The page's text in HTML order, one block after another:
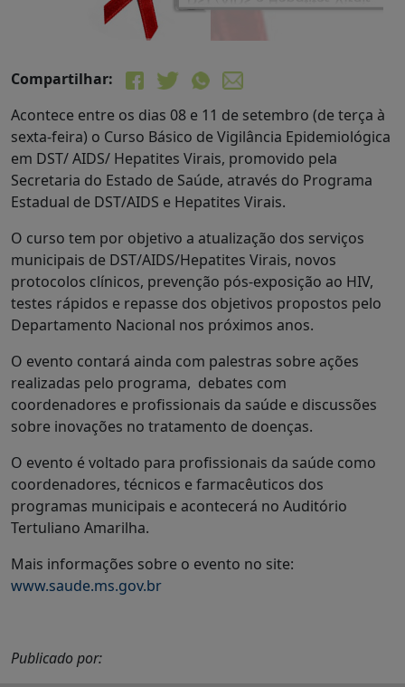
Compartilhar:
Acontece entre os dias 08 e 11 de setembro (de terça à
sexta-feira) o Curso Básico de Vigilância Epidemiológica
em DST/ AIDS/ Hepatites Virais, promovido pela
Secretaria do Estado de Saúde, através do Programa
Estadual de DST/AIDS e Hepatites Virais.
O curso tem por objetivo a atualização dos serviços
municipais de DST/AIDS/Hepatites Virais, novos
protocolos clínicos, prevenção pós-exposição ao HIV,
testes rápidos e repasse dos objetivos propostos pelo
Departamento Nacional nos próximos anos.
O evento contará ainda com palestras sobre ações
realizadas pelo programa, debates com
coordenadores e profissionais da saúde e discussões
sobre inovações no tratamento de doenças.
O evento é voltado para profissionais da saúde como
coordenadores, técnicos e farmacêuticos dos
programas municipais e acontecerá no Auditório
Tertuliano Amarilha.
Mais informações sobre o evento no site:
www.saude.ms.gov.br
Publicado por: